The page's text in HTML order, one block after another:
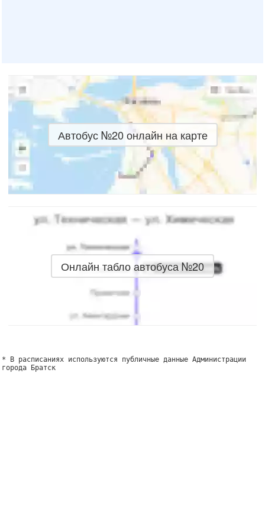
Автобус №20 онлайн на карте
Онлайн табло автобуса №20
* В расписаниях используются публичные данные Администрации
города Братск